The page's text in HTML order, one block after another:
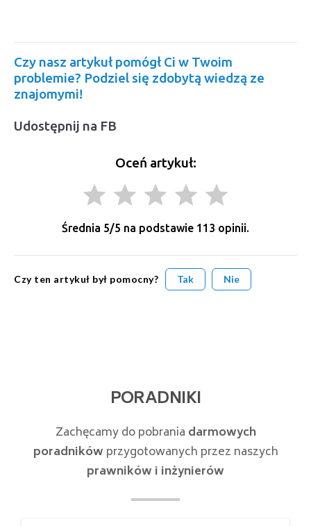
Czy nasz artykuł pomógł Ci w Twoim
problemie? Podziel się zdobytą wiedzą ze
znajomymi!
Udostępnij na FB
Oceń artykuł:
grade grade grade grade grade
Średnia 5/5 na podstawie 113 opinii.
Czy ten artykuł był pomocny? Tak Nie
PORADNIKI
Zachęcamy do pobrania darmowych
poradników przygotowanych przez naszych
prawników i inżynierów